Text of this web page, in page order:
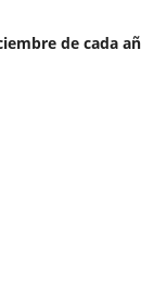
de cada